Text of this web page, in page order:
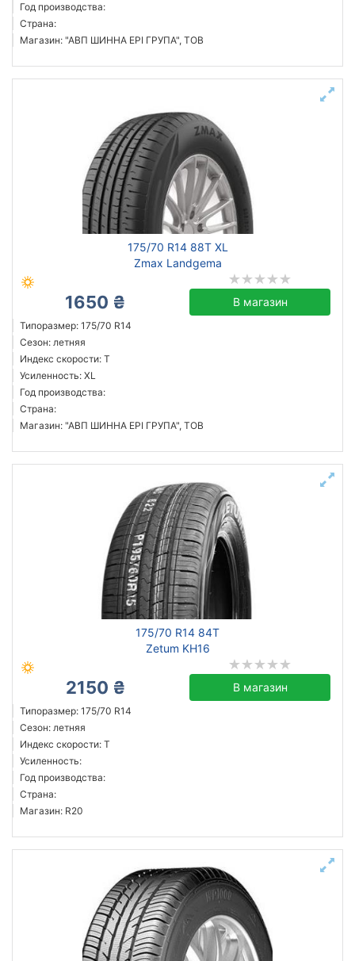
Год производства:
Страна:
Магазин: "АВП ШИННА ЕРІ ГРУПА", ТОВ
175/70 R14 88T XL
Zmax Landgema
1650 ₴ В магазин
Типоразмер: 175/70 R14
Сезон: летняя
Индекс скорости: T
Усиленность: XL
Год производства:
Страна:
Магазин: "АВП ШИННА ЕРІ ГРУПА", ТОВ
175/70 R14 84T
Zetum KH16
2150 ₴ В магазин
Типоразмер: 175/70 R14
Сезон: летняя
Индекс скорости: T
Усиленность:
Год производства:
Страна:
Магазин: R20